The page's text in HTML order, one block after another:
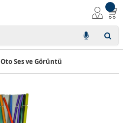
Oto Ses ve Görüntü